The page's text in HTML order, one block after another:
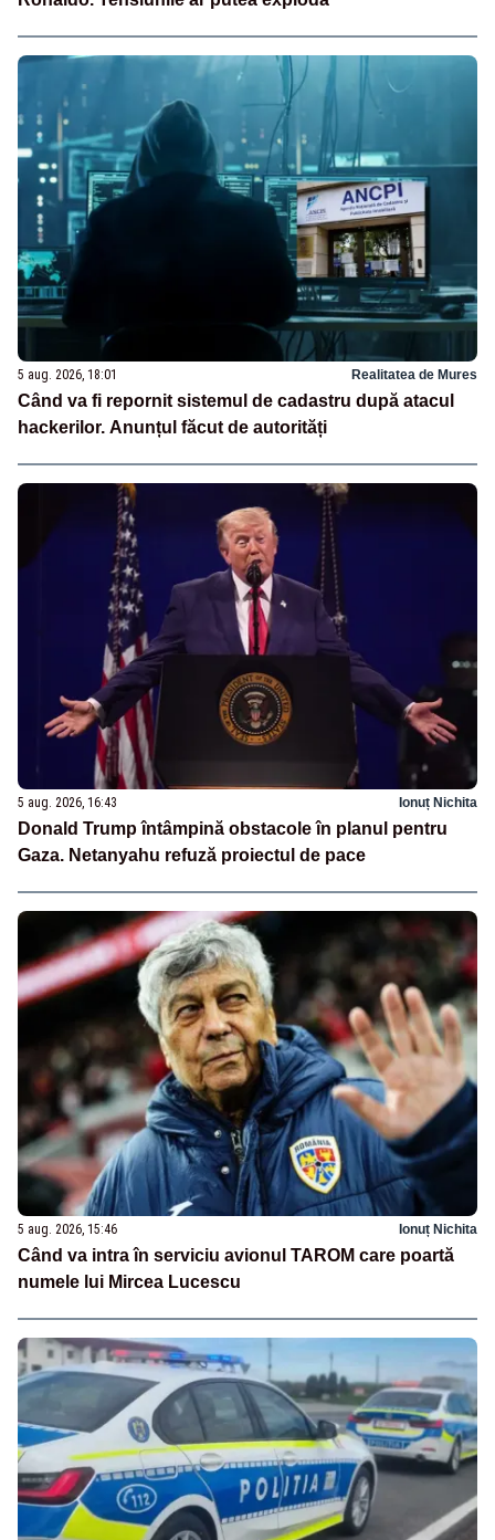
5 aug. 2026, 18:01 Realitatea de Mures
Când va fi repornit sistemul de cadastru după atacul
hackerilor. Anunțul făcut de autorități
5 aug. 2026, 16:43 Ionuț Nichita
Donald Trump întâmpină obstacole în planul pentru
Gaza. Netanyahu refuză proiectul de pace
5 aug. 2026, 15:46 Ionuț Nichita
Când va intra în serviciu avionul TAROM care poartă
numele lui Mircea Lucescu